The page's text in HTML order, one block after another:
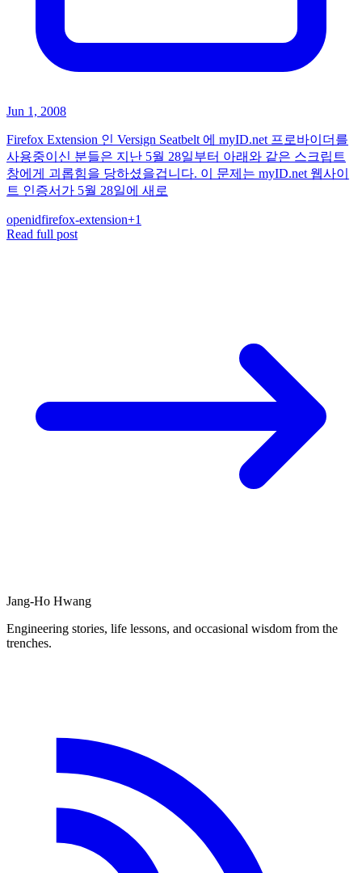
Jun 1, 2008
Firefox Extension 인 Versign Seatbelt 에 myID.net 프로바이더를
사용중이신 분들은 지난 5월 28일부터 아래와 같은 스크립트
창에게 괴롭힘을 당하셨을겁니다. 이 문제는 myID.net 웹사이
트 인증서가 5월 28일에 새로
openidfirefox-extension+1
Read full post
Jang-Ho Hwang
Engineering stories, life lessons, and occasional wisdom from the
trenches.